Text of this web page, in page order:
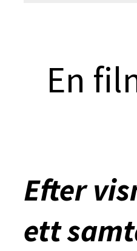
En
Efter
ett